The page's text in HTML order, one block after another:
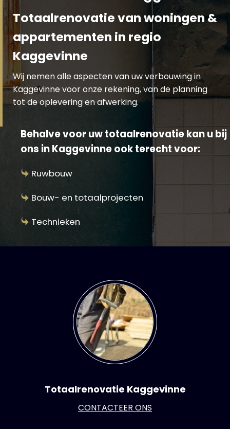
Totaalrenovatie van woningen &
appartementen in regio
Kaggevinne
Wij nemen alle aspecten van uw verbouwing in
Kaggevinne voor onze rekening, van de planning
tot de oplevering en afwerking.
Behalve voor uw totaalrenovatie kan u bij
ons in Kaggevinne ook terecht voor:
Ruwbouw
Bouw- en totaalprojecten
Technieken
Totaalrenovatie Kaggevinne
CONTACTEER ONS